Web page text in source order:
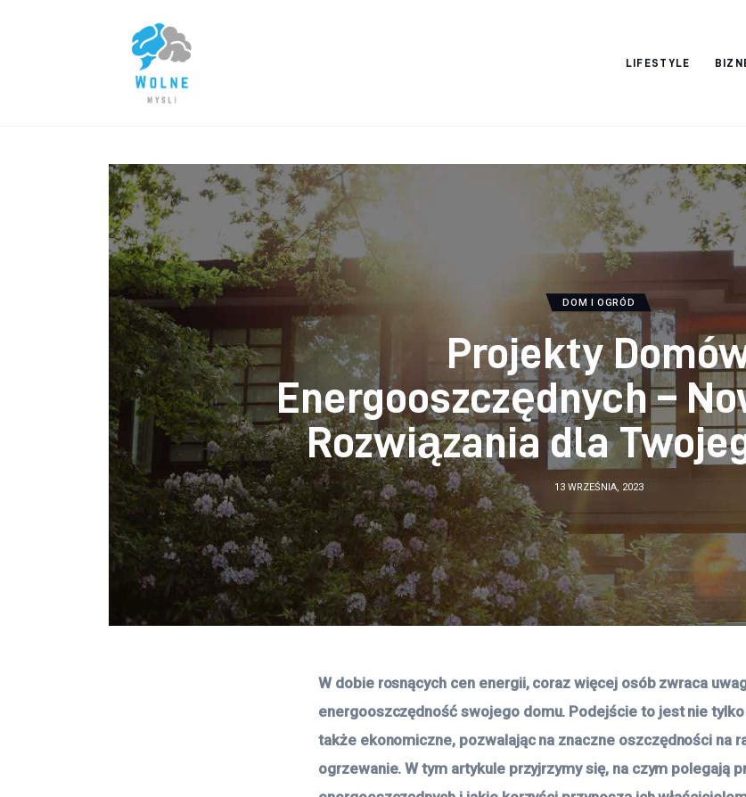
LIFESTYLE
Vacation Dreams
DOM I OGRÓD
Projekty
Energooszczędnych –
Rozwiązania dla
13 WRZEŚNIA, 2023
W dobie rosnących cen energii, coraz więcej osób zwraca
energooszczędność swojego domu. Podejście to jest nie
także ekonomiczne, pozwalając na znaczne oszczędności na
ogrzewanie. W tym artykule przyjrzymy się, na czym polegają